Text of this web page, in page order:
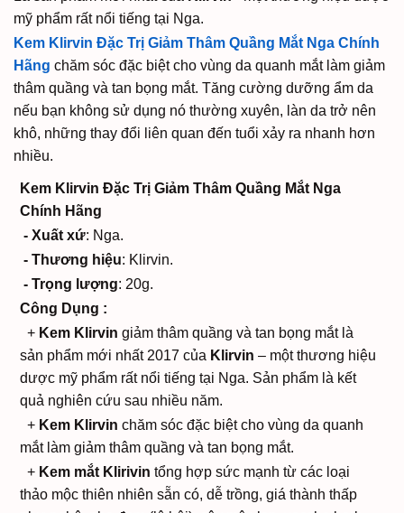
mỹ phẩm rất nổi tiếng tại Nga.
Kem Klirvin Đặc Trị Giảm Thâm Quầng Mắt Nga Chính
Hãng chăm sóc đặc biệt cho vùng da quanh mắt làm giảm
thâm quầng và tan bọng mắt. Tăng cường dưỡng ẩm da
nếu bạn không sử dụng nó thường xuyên, làn da trở nên
khô, những thay đổi liên quan đến tuổi xảy ra nhanh hơn
nhiều.
Kem Klirvin Đặc Trị Giảm Thâm Quầng Mắt Nga
Chính Hãng
- Xuất xứ: Nga.
- Thương hiệu: Klirvin.
- Trọng lượng: 20g.
Công Dụng :
+ Kem Klirvin giảm thâm quầng và tan bọng mắt là
sản phẩm mới nhất 2017 của Klirvin – một thương hiệu
dược mỹ phẩm rất nổi tiếng tại Nga. Sản phẩm là kết
quả nghiên cứu sau nhiều năm.
+ Kem Klirvin chăm sóc đặc biệt cho vùng da quanh
mắt làm giảm thâm quầng và tan bọng mắt.
+ Kem mắt Klirivin tổng hợp sức mạnh từ các loại
thảo mộc thiên nhiên sẵn có, dễ trồng, giá thành thấp